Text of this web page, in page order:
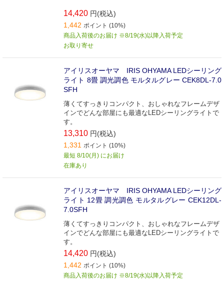
14,420 円(税込)
1,442 ポイント (10%)
商品入荷後のお届け ※8/19(水)以降入荷予定
お取り寄せ
アイリスオーヤマ IRIS OHYAMA LEDシーリング
ライト 8畳 調光調色 モルタルグレー CEK8DL-7.0
SFH
薄くてすっきりコンパクト、おしゃれなフレームデザ
インでどんな部屋にも最適なLEDシーリングライトで
す。
13,310 円(税込)
1,331 ポイント (10%)
最短 8/10(月) にお届け
在庫あり
アイリスオーヤマ IRIS OHYAMA LEDシーリング
ライト 12畳 調光調色 モルタルグレー CEK12DL-
7.0SFH
薄くてすっきりコンパクト、おしゃれなフレームデザ
インでどんな部屋にも最適なLEDシーリングライトで
す。
14,420 円(税込)
1,442 ポイント (10%)
商品入荷後のお届け ※8/19(水)以降入荷予定